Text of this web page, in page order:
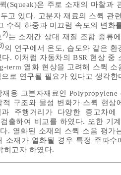
(Squeak)은 주로 소재의 마찰과
고 있다. 고분자 재료의 스퀵 관
수직 하중과 미끄럼 속도의 변
2)는 소재간 상대 재질 조합 종류
의 연구에서 온도, 습도와 같은
. 이처럼 자동차의 BSR 현상
term 열화 현상을 고려해 스퀵
로 연구될 필요가 있다고 생각한
용 고분자재료인
적 구조와 물성 변화가 스퀵 현
주행거리가 다양한 중고차
출하여 비교를 하였다. 또한 기
. 열화된 소재의 스퀵 소음 평
소재가 열화될 경우 특정 주파
히고자 하였다.